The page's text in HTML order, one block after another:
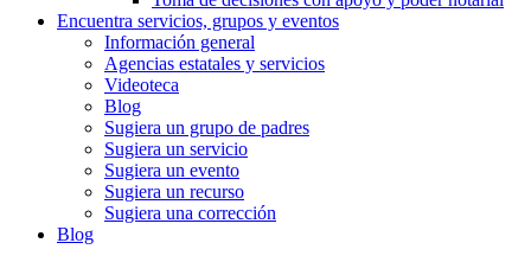
Encuentra servicios, grupos y eventos
Información general
Agencias estatales y servicios
Videoteca
Blog
Sugiera un grupo de padres
Sugiera un servicio
Sugiera un evento
Sugiera un recurso
Sugiera una corrección
Blog